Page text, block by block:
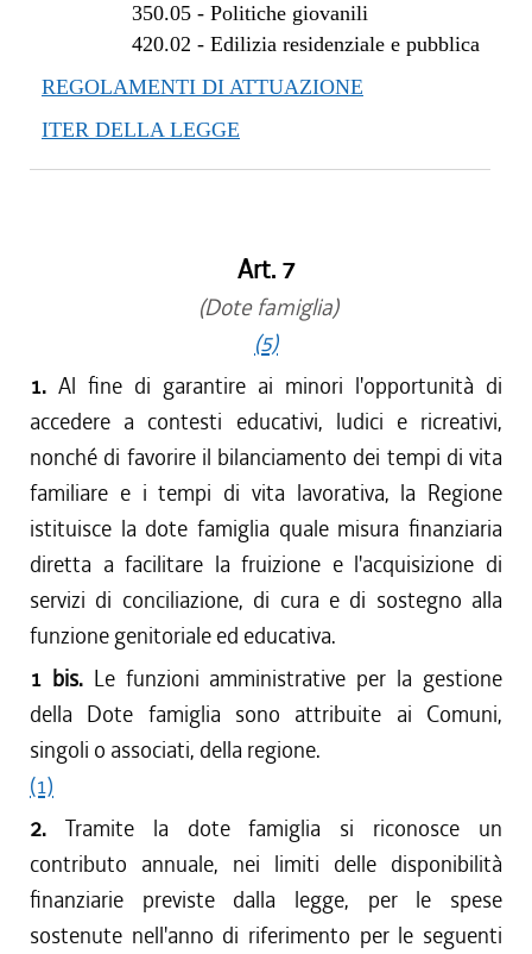
350.05- Politiche giovanili
420.02 - Edilizia residenziale e pubblica
REGOLAMENTI DI ATTUAZIONE
ITER DELLA LEGGE
Art. 7
(Dote famiglia)
(5)
1. Al fine di garantire ai minori l'opportunità di
accedere a contesti educativi, ludici e ricreativi,
nonché di favorire il bilanciamento dei tempi di vita
familiare e i tempi di vita lavorativa, la Regione
istituisce la dote famiglia quale misura finanziaria
diretta a facilitare la fruizione e l'acquisizione di
servizi di conciliazione, di cura e di sostegno alla
funzione genitoriale ed educativa.
1 bis. Le funzioni amministrative per la gestione
della Dote famiglia sono attribuite ai Comuni,
singoli o associati, della regione.
(1)
2. Tramite la dote famiglia si riconosce un
contributo annuale, nei limiti delle disponibilità
finanziarie previste dalla legge, per le spese
sostenute nell'anno di riferimento per le seguenti